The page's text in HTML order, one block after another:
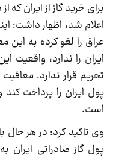
برای خرید گاز از ایران
اعلام شد، اظهار داشت:
عراق را لغو کرده به این
ایران را ندارد،
تحریم قرار ندارد.
پول ایران را پرداخت
است.
وی تاکید کرد: در هر حال
پول گاز صادراتی ایران